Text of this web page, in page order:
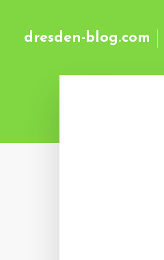
dresden-blog.com